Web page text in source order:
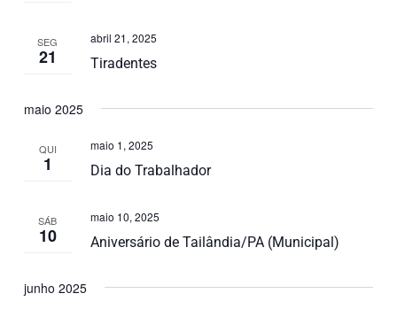
SEG
21 Tiradentes
abril 21, 2025
maio 2025
QUI
1 Dia do Trabalhador
maio 1, 2025
SÁB
10 Aniversário de Tailândia/PA (Municipal)
maio 10, 2025
junho 2025